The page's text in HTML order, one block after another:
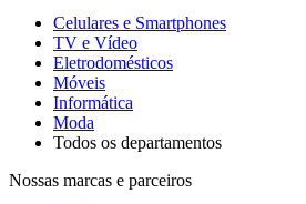
Celulares e Smartphones
TV e Vídeo
Eletrodomésticos
Móveis
Informática
Moda
Todos os departamentos
Nossas marcas e parceiros